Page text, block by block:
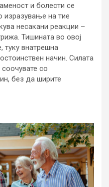
и болести се
изразување на тие
несакани реакции –
Тишината во овој
туку внатрешна
начин. Силата
со
без да ширите